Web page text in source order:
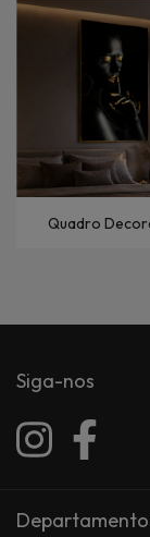
Quadro
Siga-nos